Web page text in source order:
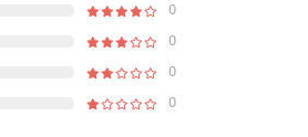
0
0
0
0